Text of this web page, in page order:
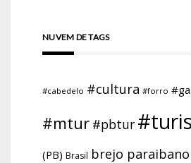
NUVEM DE TAGS
#cabedelo #cultura #forro
#mtur #pbtur
(PB) Brasil brejo paraibano